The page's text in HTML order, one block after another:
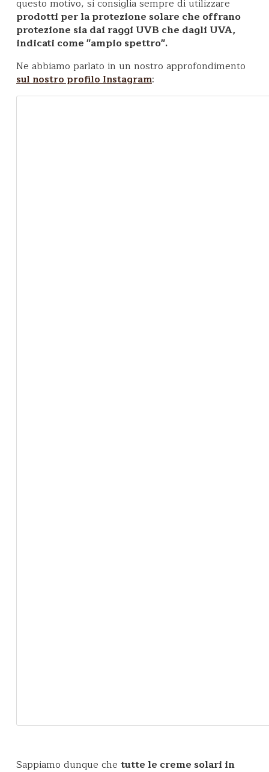
questo motivo, si consiglia sempre di utilizzare
prodotti per la protezione solare che offrano
protezione sia dai raggi UVB che dagli UVA,
indicati come "ampio spettro".
Ne abbiamo parlato in un nostro approfondimento
sul nostro profilo Instagram:
Sappiamo dunque che tutte le creme solari in